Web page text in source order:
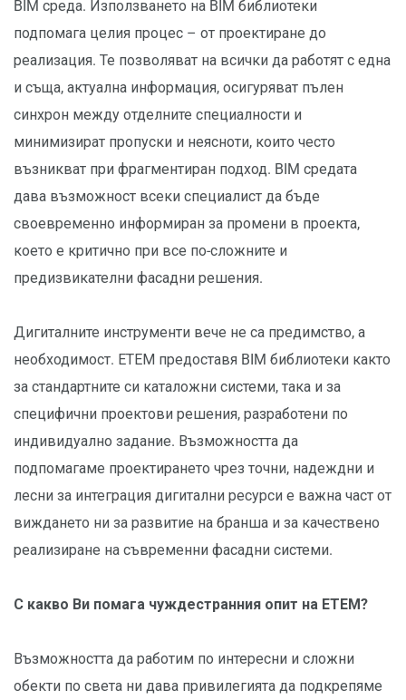
BIM среда. Използването на BIM библиотеки
подпомага целия процес – от проектиране до
реализация. Те позволяват на всички да работят с една
и съща, актуална информация, осигуряват пълен
синхрон между отделните специалности и
минимизират пропуски и неясноти, които често
възникват при фрагментиран подход. BIM средата
дава възможност всеки специалист да бъде
своевременно информиран за промени в проекта,
което е критично при все по-сложните и
предизвикателни фасадни решения.
Дигиталните инструменти вече не са предимство, а
необходимост. ЕТЕМ предоставя BIM библиотеки както
за стандартните си каталожни системи, така и за
специфични проектови решения, разработени по
индивидуално задание. Възможността да
подпомагаме проектирането чрез точни, надеждни и
лесни за интеграция дигитални ресурси е важна част от
виждането ни за развитие на бранша и за качествено
реализиране на съвременни фасадни системи.
С какво Ви помага чуждестранния опит на ЕТЕМ?
Възможността да работим по интересни и сложни
обекти по света ни дава привилегията да подкрепяме